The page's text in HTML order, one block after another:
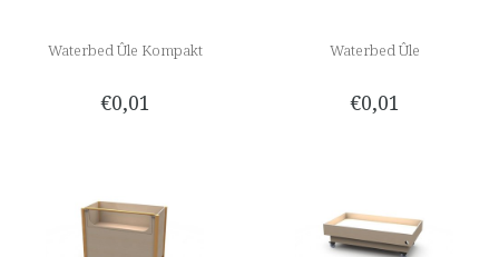
Waterbed Ûle Kompakt
€0,01
Waterbed Ûle
€0,01